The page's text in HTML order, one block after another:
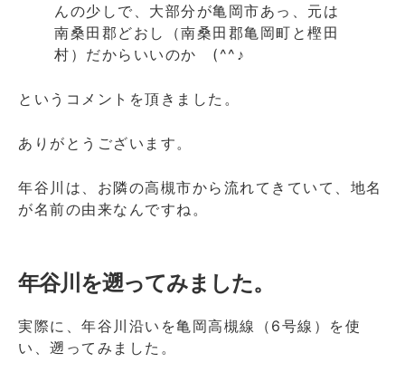
んの少しで、大部分が亀岡市あっ、元は
南桑田郡どおし（南桑田郡亀岡町と樫田
村）だからいいのか (^^♪
というコメントを頂きました。
ありがとうございます。
年谷川は、お隣の高槻市から流れてきていて、地名
が名前の由来なんですね。
年谷川を遡ってみました。
実際に、年谷川沿いを亀岡高槻線（6号線）を使
い、遡ってみました。